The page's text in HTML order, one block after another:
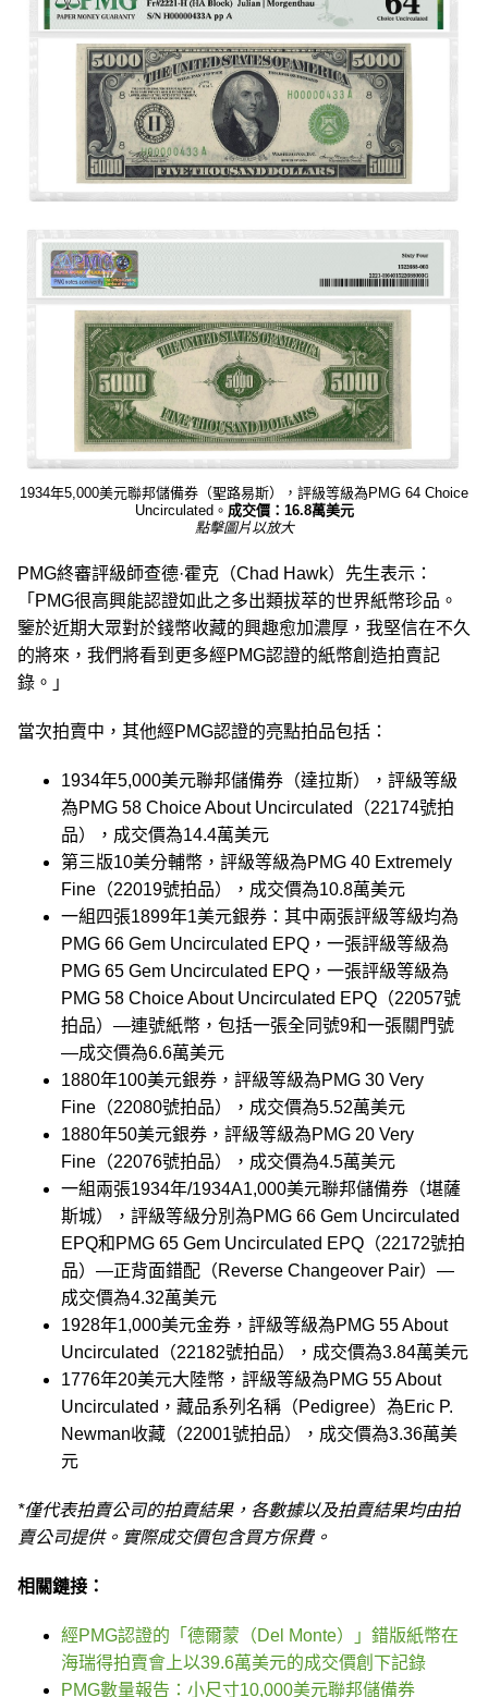
1934年5,000美元聯邦儲備券（聖路易斯），評級等級為PMG 64 Choice
Uncirculated。 成交價：16.8萬美元
點擊圖片以放大
PMG終審評級師查德·霍克（Chad Hawk）先生表示：
「PMG很高興能認證如此之多出類拔萃的世界紙幣珍品。
鑒於近期大眾對於錢幣收藏的興趣愈加濃厚，我堅信在不久
的將來，我們將看到更多經PMG認證的紙幣創造拍賣記
錄。」
當次拍賣中，其他經PMG認證的亮點拍品包括：
1934年5,000美元聯邦儲備券（達拉斯），評級等級
為PMG 58 Choice About Uncirculated（22174號拍
品），成交價為14.4萬美元
第三版10美分輔幣，評級等級為PMG 40 Extremely
Fine（22019號拍品），成交價為10.8萬美元
一組四張1899年1美元銀券：其中兩張評級等級均為
PMG 66 Gem Uncirculated EPQ，一張評級等級為
PMG 65 Gem Uncirculated EPQ，一張評級等級為
PMG 58 Choice About Uncirculated EPQ（22057號
拍品）—連號紙幣，包括一張全同號9和一張關門號
—成交價為6.6萬美元
1880年100美元銀券，評級等級為PMG 30 Very
Fine（22080號拍品），成交價為5.52萬美元
1880年50美元銀券，評級等級為PMG 20 Very
Fine（22076號拍品），成交價為4.5萬美元
一組兩張1934年/1934A1,000美元聯邦儲備券（堪薩
斯城），評級等級分別為PMG 66 Gem Uncirculated
EPQ和PMG 65 Gem Uncirculated EPQ（22172號拍
品）—正背面錯配（Reverse Changeover Pair）—
成交價為4.32萬美元
1928年1,000美元金券，評級等級為PMG 55 About
Uncirculated（22182號拍品），成交價為3.84萬美元
1776年20美元大陸幣，評級等級為PMG 55 About
Uncirculated，藏品系列名稱（Pedigree）為Eric P.
Newman收藏（22001號拍品），成交價為3.36萬美
元
*僅代表拍賣公司的拍賣結果，各數據以及拍賣結果均由拍
賣公司提供。實際成交價包含買方保費。
相關鏈接：
經PMG認證的「德爾蒙（Del Monte）」錯版紙幣在
海瑞得拍賣會上以39.6萬美元的成交價創下記錄
PMG數量報告：小尺寸10,000美元聯邦儲備券